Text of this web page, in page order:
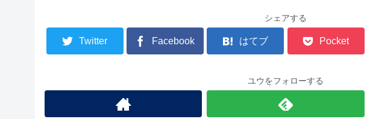
シェアする
Twitter Facebook はてブ Pocket
ユウをフォローする